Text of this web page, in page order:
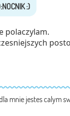
polaczylam.
mnie jestes calym